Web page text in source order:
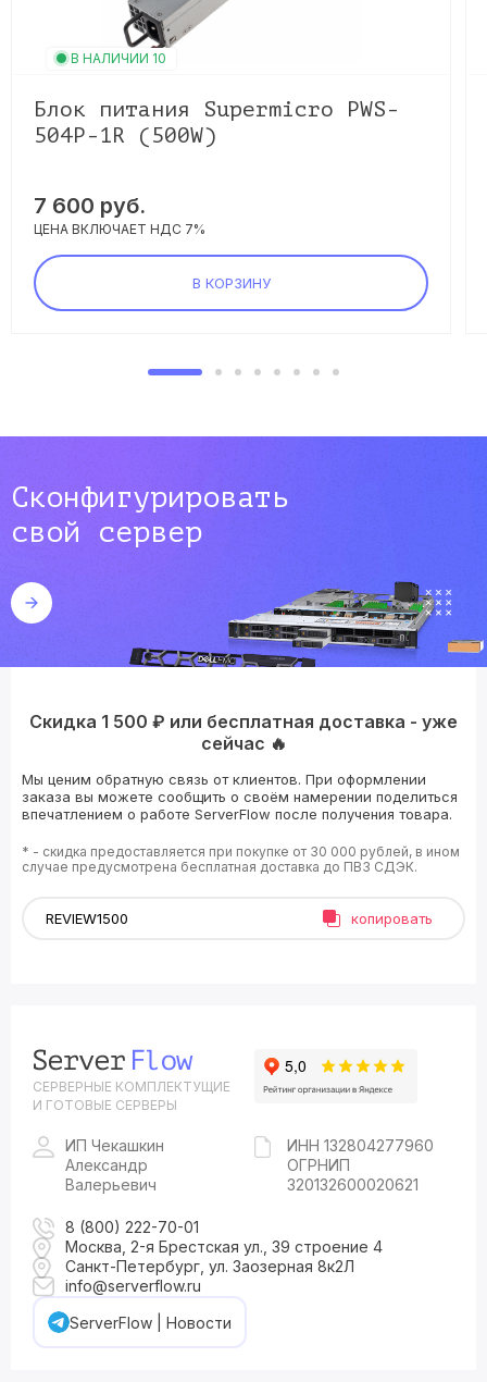
В НАЛИЧИИ 10
Блок питания Supermicro PWS-
504P-1R (500W)
7 600 руб.
ЦЕНА ВКЛЮЧАЕТ НДС 7%
В КОРЗИНУ
Сконфигурировать
свой сервер
Скидка 1 500 ₽ или бесплатная доставка - уже
сейчас 🔥
Мы ценим обратную связь от клиентов. При оформлении
заказа вы можете сообщить о своём намерении поделиться
впечатлением о работе ServerFlow после получения товара.
* - скидка предоставляется при покупке от 30 000 рублей, в ином
случае предусмотрена бесплатная доставка до ПВЗ СДЭК.
копировать
СЕРВЕРНЫЕ КОМПЛЕКТУЩИЕ
И ГОТОВЫЕ СЕРВЕРЫ
ИП Чекашкин
Александр
Валерьевич
ИНН 132804277960
ОГРНИП
320132600020621
8 (800) 222-70-01
Москва, 2-я Брестская ул., 39 строение 4
Санкт-Петербург, ул. Заозерная 8к2Л
info@serverflow.ru
ServerFlow | Новости